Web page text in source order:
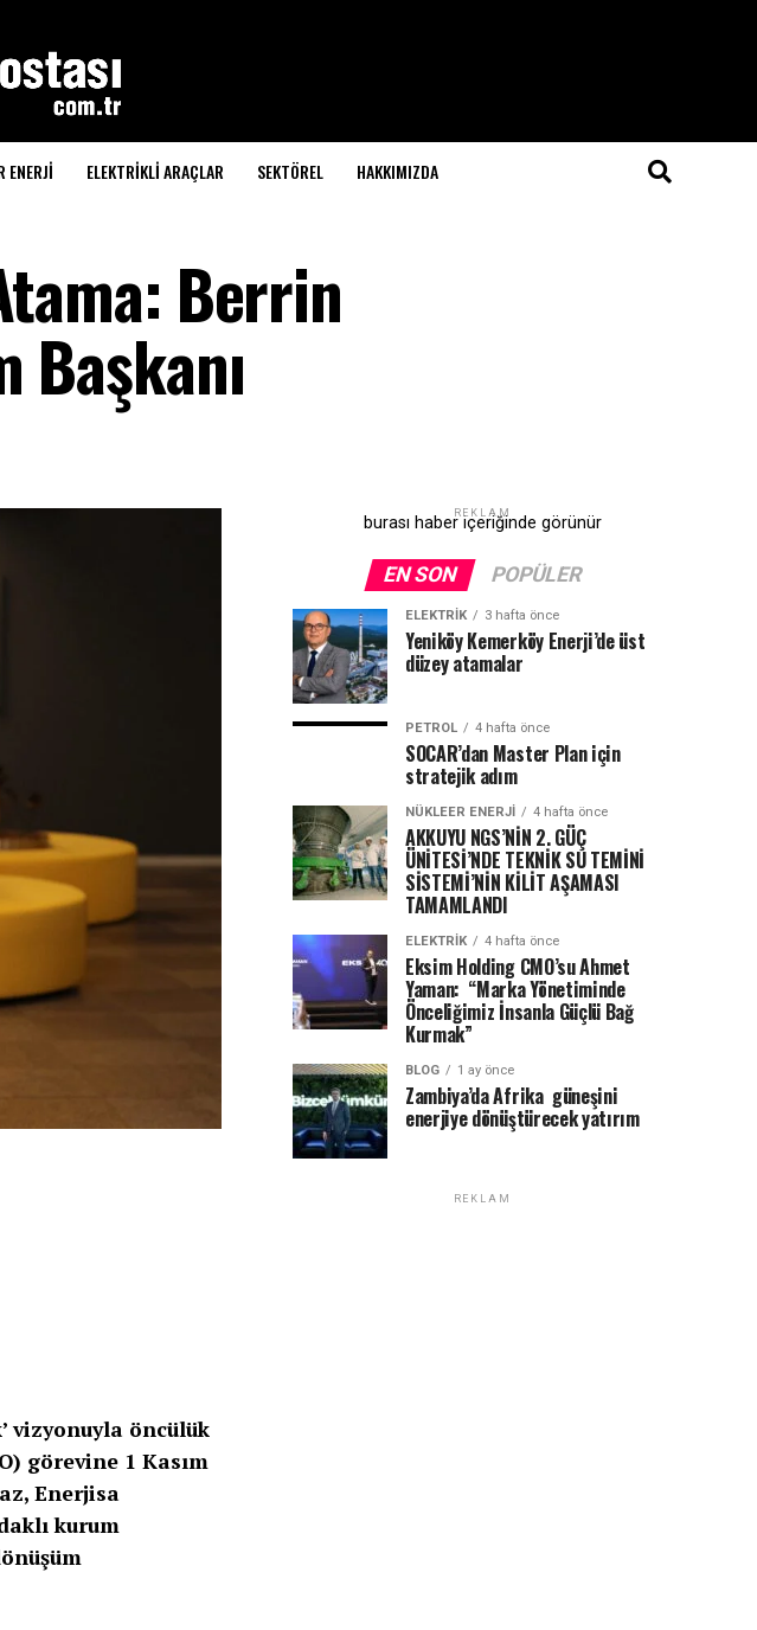
ENERJI ELEKTRIKLI ARAÇLAR SEKTÖREL HAKKIMIZDA
Berrin
Başkanı
vizyonuyla öncülük
görevine 1 Kasım
Enerjisa
kurum
REKLAM
burası haber içeriğinde görünür
EN SON POPÜLER
ELEKTRİK 3 hafta önce
Yeniköy Kemerköy Enerji’de üst
düzey atamalar
PETROL 4 hafta önce
SOCAR’dan Master Plan için
stratejik adım
NÜKLEER ENERJI 4 hafta önce
AKKUYU NGS’NİN 2. GÜÇ
ÜNİTESİ’NDE TEKNİK SU TEMİNİ
SİSTEMİ’NİN KİLİT AŞAMASI
TAMAMLANDI
ELEKTRİK 4 hafta önce
Eksim Holding CMO’su Ahmet
Yaman: “Marka Yönetiminde
Önceliğimiz İnsanla Güçlü Bağ
Kurmak”
BLOG 1 ay önce
Zambiya’da Afrika güneşini
enerjiye dönüştürecek yatırım
REKLAM